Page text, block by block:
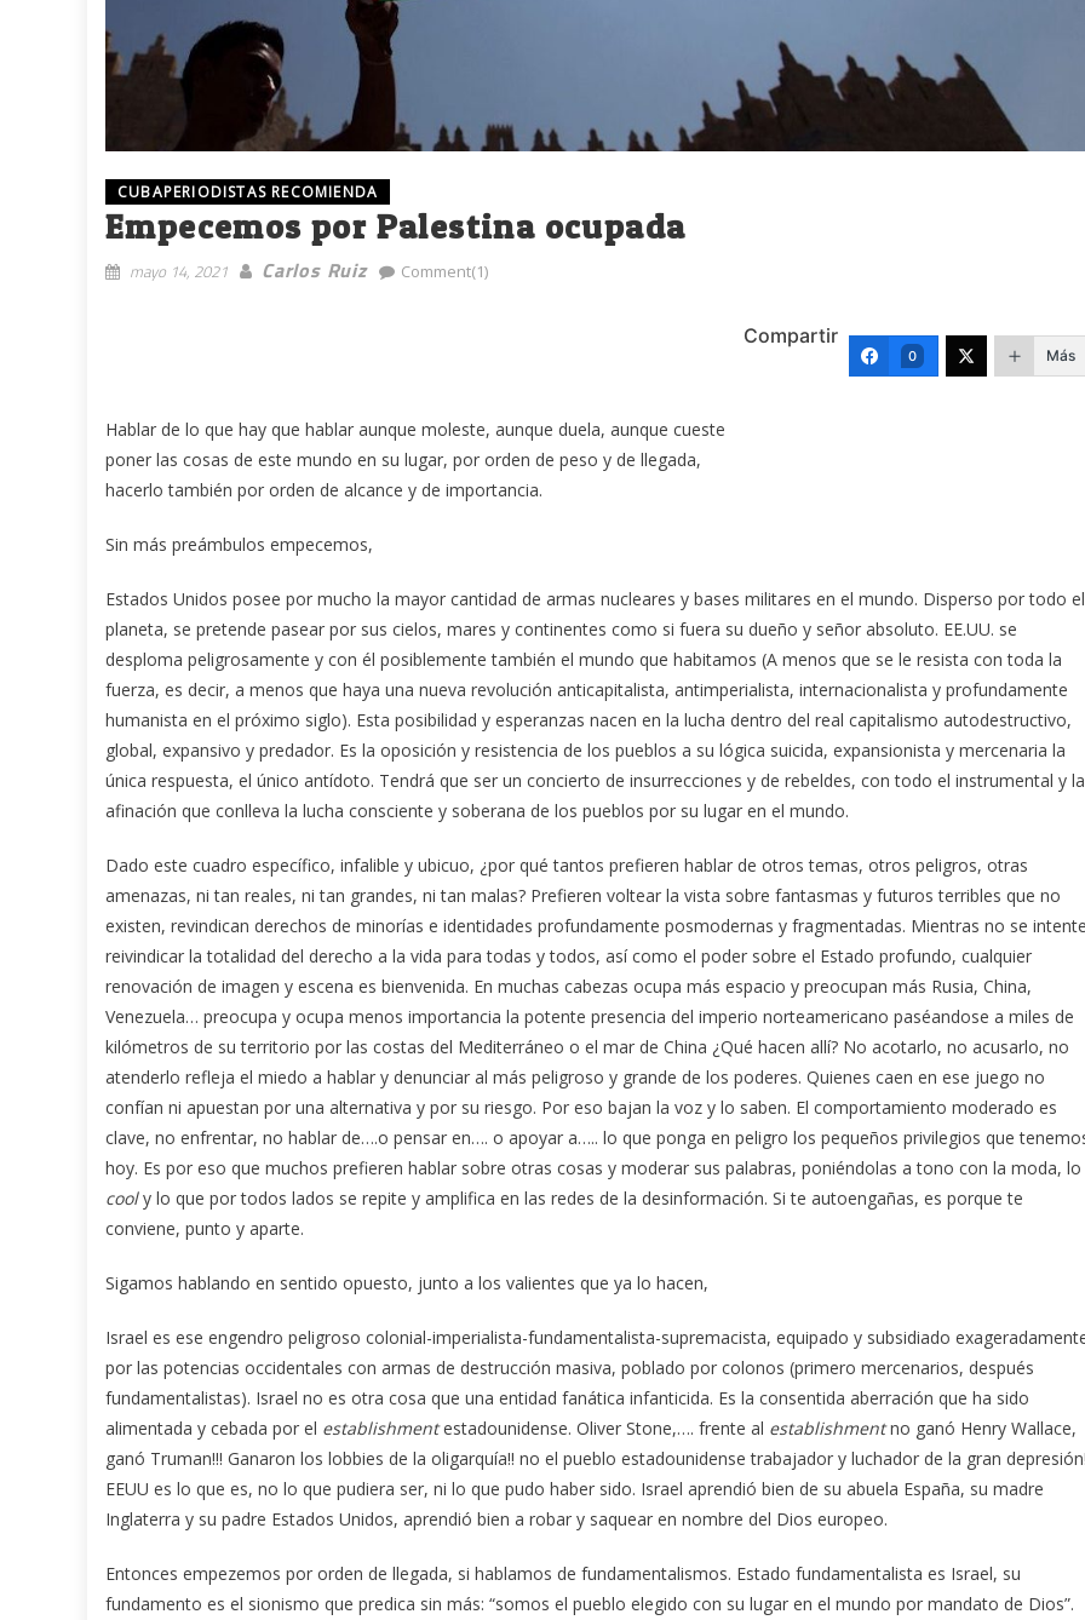
CUBAPERIODISTAS RECOMIENDA
Empecemos por Palestina ocupada
mayo 14, 2021 Carlos Ruiz Comment(1)
Compartir
0 Más
Hablar de lo que hay que hablar aunque moleste, aunque duela, aunque cueste
poner las cosas de este mundo en su lugar, por orden de peso y de llegada,
hacerlo también por orden de alcance y de importancia.
Sin más preámbulos empecemos,
Estados Unidos posee por mucho la mayor cantidad de armas nucleares y bases militares en el mundo. Disperso por todo el
planeta, se pretende pasear por sus cielos, mares y continentes como si fuera su dueño y señor absoluto. EE.UU. se
desploma peligrosamente y con él posiblemente también el mundo que habitamos (A menos que se le resista con toda la
fuerza, es decir, a menos que haya una nueva revolución anticapitalista, antimperialista, internacionalista y profundamente
humanista en el próximo siglo). Esta posibilidad y esperanzas nacen en la lucha dentro del real capitalismo autodestructivo,
global, expansivo y predador. Es la oposición y resistencia de los pueblos a su lógica suicida, expansionista y mercenaria la
única respuesta, el único antídoto. Tendrá que ser un concierto de insurrecciones y de rebeldes, con todo el instrumental y la
afinación que conlleva la lucha consciente y soberana de los pueblos por su lugar en el mundo.
Dado este cuadro específico, infalible y ubicuo, ¿por qué tantos prefieren hablar de otros temas, otros peligros, otras
amenazas, ni tan reales, ni tan grandes, ni tan malas? Prefieren voltear la vista sobre fantasmas y futuros terribles que no
existen, revindican derechos de minorías e identidades profundamente posmodernas y fragmentadas. Mientras no se
reivindicar la totalidad del derecho a la vida para todas y todos, así como el poder sobre el Estado profundo, cualquier
renovación de imagen y escena es bienvenida. En muchas cabezas ocupa más espacio y preocupan más Rusia, China,
Venezuela… preocupa y ocupa menos importancia la potente presencia del imperio norteamericano paséandose a miles de
kilómetros de su territorio por las costas del Mediterráneo o el mar de China ¿Qué hacen allí? No acotarlo, no acusarlo, no
atenderlo refleja el miedo a hablar y denunciar al más peligroso y grande de los poderes. Quienes caen en ese juego no
confían ni apuestan por una alternativa y por su riesgo. Por eso bajan la voz y lo saben. El comportamiento moderado es
clave, no enfrentar, no hablar de….o pensar en…. o apoyar a….. lo que ponga en peligro los pequeños privilegios que
hoy. Es por eso que muchos prefieren hablar sobre otras cosas y moderar sus palabras, poniéndolas a tono con la moda, lo
cooly lo que por todos lados se repite y amplifica en las redes de la desinformación. Si te autoengañas, es porque te
conviene, punto y aparte.
Sigamos hablando en sentido opuesto, junto a los valientes que ya lo hacen,
Israel es ese engendro peligroso colonial-imperialista-fundamentalista-supremacista, equipado y subsidiado
por las potencias occidentales con armas de destrucción masiva, poblado por colonos (primero mercenarios, después
fundamentalistas). Israel no es otra cosa que una entidad fanática infanticida. Es la consentida aberración que ha sido
alimentada y cebada por el establishmentestadounidense. Oliver Stone,…. frente al establishmentno ganó Henry Wallace,
ganó Truman!!! Ganaron los lobbies de la oligarquía!! no el pueblo estadounidense trabajador y luchador de la gran
EEUU es lo que es, no lo que pudiera ser, ni lo que pudo haber sido. Israel aprendió bien de su abuela España, su madre
Inglaterra y su padre Estados Unidos, aprendió bien a robar y saquear en nombre del Dios europeo.
Entonces empezemos por orden de llegada, si hablamos de fundamentalismos. Estado fundamentalista es Israel, su
fundamento es el sionismo que predica sin más: “somos el pueblo elegido con su lugar en el mundo por mandato de Dios”.